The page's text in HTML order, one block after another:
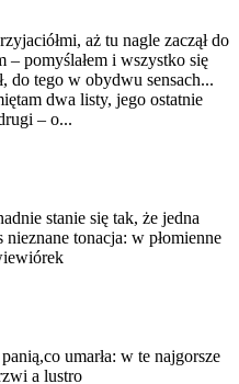
aż tu nagle zaczął do
– pomyślałem i wszystko się
do tego w obydwu sensach...
dwa listy, jego ostatnie
– o...
stanie się tak, że jedna
tonacja: w płomienne
umarła: w te najgorsze
a lustro